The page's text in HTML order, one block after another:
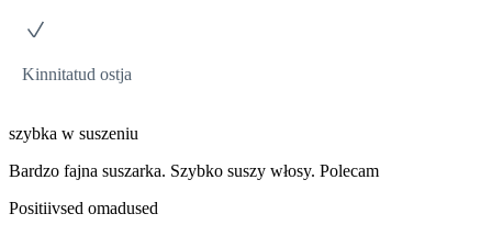
Kinnitatud ostja
szybka w suszeniu
Bardzo fajna suszarka. Szybko suszy włosy. Polecam
Positiivsed omadused